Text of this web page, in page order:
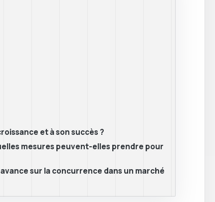
et à son succès ?
mesures peuvent-elles prendre pour
sur la concurrence dans un marché